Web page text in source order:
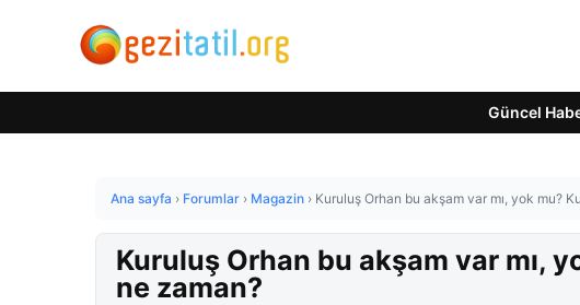
Güncel
Ana sayfa › Forumlar › Magazin › Kuruluş Orhan bu akşam var mı, yok mu?
Kuruluş Orhan bu akşam var mı,
ne zaman?